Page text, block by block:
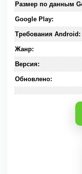
Размер по данным
Google Play:
Требования Android:
Жанр:
Версия:
Обновлено: